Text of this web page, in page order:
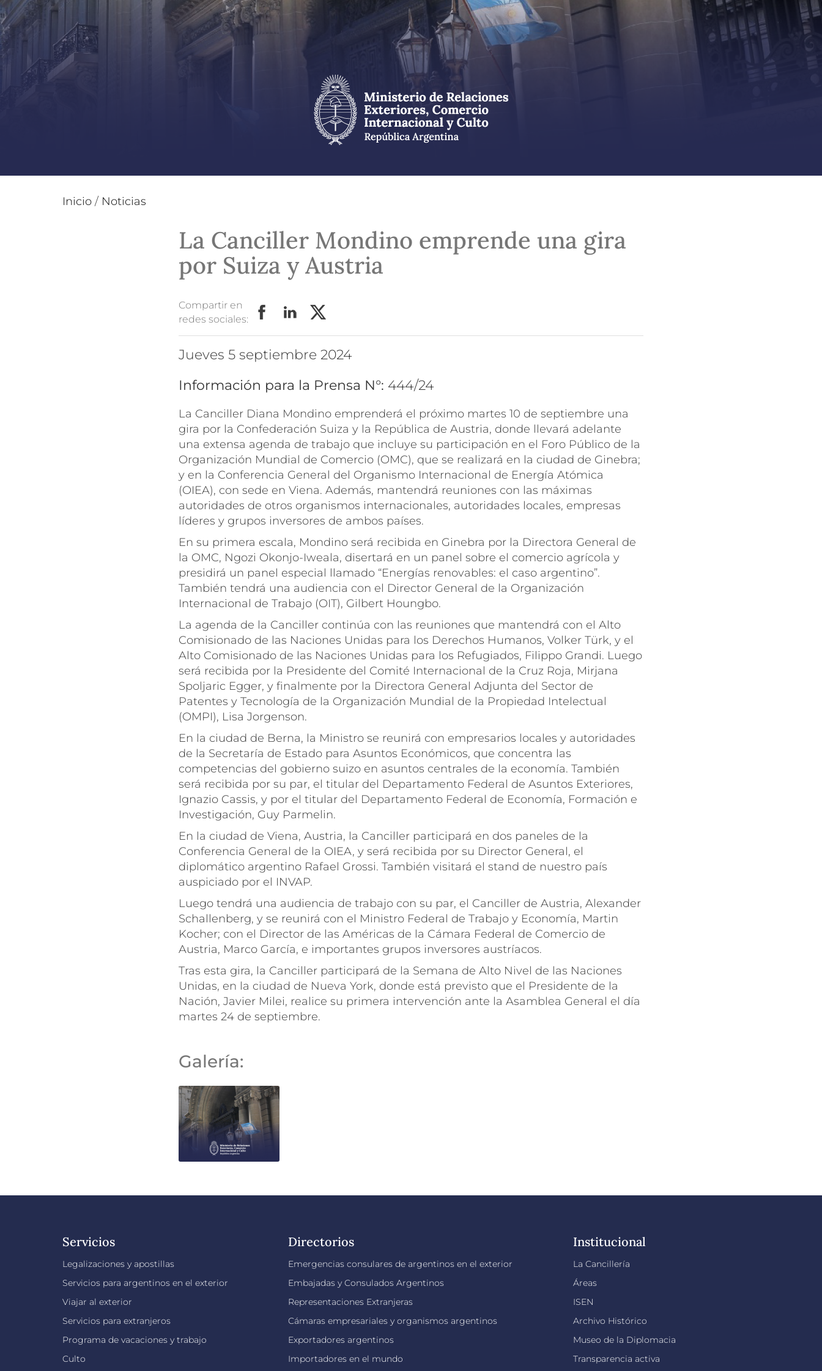
Inicio / Noticias
La Canciller Mondino emprende una gira
por Suiza y Austria
Compartir en
redes sociales:
jueves 5 septiembre 2024
Información para la Prensa N°: 444/24
La Canciller Diana Mondino emprenderá el próximo martes 10 de septiembre una
gira por la Confederación Suiza y la República de Austria, donde llevará adelante
una extensa agenda de trabajo que incluye su participación en el Foro Público de la
Organización Mundial de Comercio (OMC), que se realizará en la ciudad de Ginebra;
y en la Conferencia General del Organismo Internacional de Energía Atómica
(OIEA), con sede en Viena. Además, mantendrá reuniones con las máximas
autoridades de otros organismos internacionales, autoridades locales, empresas
líderes y grupos inversores de ambos países.
En su primera escala, Mondino será recibida en Ginebra por la Directora General de
la OMC, Ngozi Okonjo-Iweala, disertará en un panel sobre el comercio agrícola y
presidirá un panel especial llamado “Energías renovables: el caso argentino”.
También tendrá una audiencia con el Director General de la Organización
Internacional de Trabajo (OIT), Gilbert Houngbo.
La agenda de la Canciller continúa con las reuniones que mantendrá con el Alto
Comisionado de las Naciones Unidas para los Derechos Humanos, Volker Türk, y el
Alto Comisionado de las Naciones Unidas para los Refugiados, Filippo Grandi. Luego
será recibida por la Presidente del Comité Internacional de la Cruz Roja, Mirjana
Spoljaric Egger, y finalmente por la Directora General Adjunta del Sector de
Patentes y Tecnología de la Organización Mundial de la Propiedad Intelectual
(OMPI), Lisa Jorgenson.
En la ciudad de Berna, la Ministro se reunirá con empresarios locales y autoridades
de la Secretaría de Estado para Asuntos Económicos, que concentra las
competencias del gobierno suizo en asuntos centrales de la economía. También
será recibida por su par, el titular del Departamento Federal de Asuntos Exteriores,
Ignazio Cassis, y por el titular del Departamento Federal de Economía, Formación e
Investigación, Guy Parmelin.
En la ciudad de Viena, Austria, la Canciller participará en dos paneles de la
Conferencia General de la OIEA, y será recibida por su Director General, el
diplomático argentino Rafael Grossi. También visitará el stand de nuestro país
auspiciado por el INVAP.
Luego tendrá una audiencia de trabajo con su par, el Canciller de Austria, Alexander
Schallenberg, y se reunirá con el Ministro Federal de Trabajo y Economía, Martin
Kocher; con el Director de las Américas de la Cámara Federal de Comercio de
Austria, Marco García, e importantes grupos inversores austríacos.
Tras esta gira, la Canciller participará de la Semana de Alto Nivel de las Naciones
Unidas, en la ciudad de Nueva York, donde está previsto que el Presidente de la
Nación, Javier Milei, realice su primera intervención ante la Asamblea General el día
martes 24 de septiembre.
Galería:
Servicios
Legalizaciones y apostillas
Servicios para argentinos en el exterior
Viajar al exterior
Servicios para extranjeros
Programa de vacaciones y trabajo
Culto
Directorios
Emergencias consulares de argentinos en el exterior
Embajadas y Consulados Argentinos
Representaciones Extranjeras
Cámaras empresariales y organismos argentinos
Exportadores argentinos
Importadores en el mundo
Institucional
La Cancillería
Áreas
ISEN
Archivo Histórico
Museo de la Diplomacia
Transparencia activa